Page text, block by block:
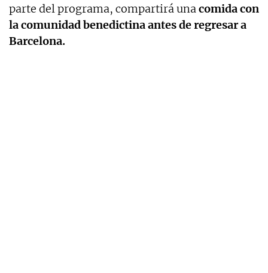
parte del programa, compartirá unacomida con
la comunidad benedictina antes de regresar a
Barcelona.